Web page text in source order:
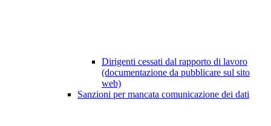
Dirigenti cessati dal rapporto di lavoro
(documentazione da pubblicare sul sito
web)
Sanzioni per mancata comunicazione dei dati